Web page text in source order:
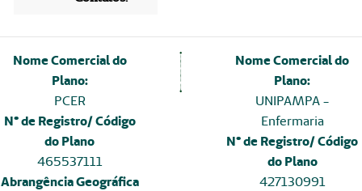
Nome Comercial do
Plano:
PCER
N° de Registro/ Código
do Plano
465537111
Abrangência Geográfica
Nome Comercial do
Plano:
UNIPAMPA -
Enfermaria
N° de Registro/ Código
do Plano
427130991